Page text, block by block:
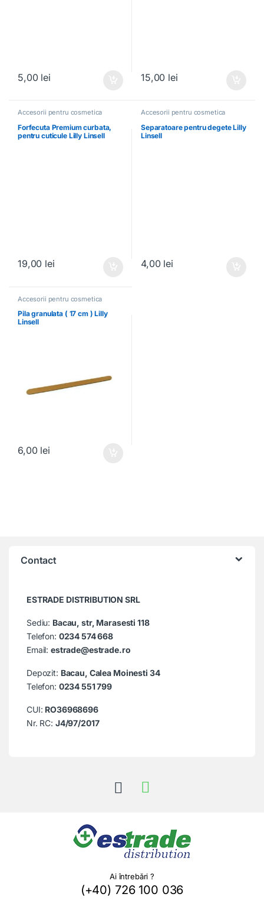
5,00 lei 15,00 lei
Accesorii pentru cosmetica
Forfecuta Premium curbata,
pentru cuticule Lilly Linsell
19,00 lei
Accesorii pentru cosmetica
Separatoare pentru degete Lilly
Linsell
4,00 lei
Accesorii pentru cosmetica
Pila granulata ( 17 cm ) Lilly
Linsell
6,00 lei
Contact
ESTRADE DISTRIBUTION SRL
Sediu: Bacau, str, Marasesti 118
Telefon: 0234 574 668
Email:estrade@estrade.ro
Depozit: Bacau, Calea Moinesti 34
Telefon: 0234 551 799
CUI: RO36968696
Nr. RC: J4/97/2017
Ai întrebări ?
(+40) 726 100 036